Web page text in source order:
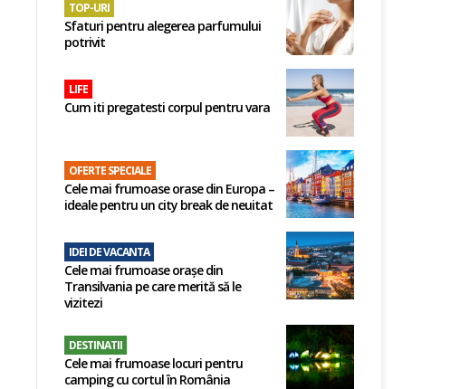
TOP-URI
Sfaturi pentru alegerea parfumului
potrivit
LIFE
Cum iti pregatesti corpul pentru vara
OFERTE SPECIALE
Cele mai frumoase orase din Europa –
ideale pentru un city break de neuitat
IDEI DE VACANTA
Cele mai frumoase orașe din
Transilvania pe care merită să le
vizitezi
DESTINATII
Cele mai frumoase locuri pentru
camping cu cortul în România